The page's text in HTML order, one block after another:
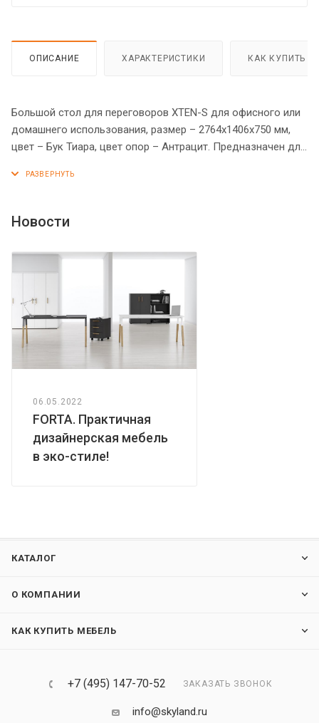
ОПИСАНИЕ ХАРАКТЕРИСТИКИ КАК КУПИТЬ
Большой стол для переговоров XTEN-S для офисного или
домашнего использования, размер – 2764х1406х750 мм,
цвет – Бук Тиара, цвет опор – Антрацит. Предназначен для
устойчивым и долговечным металлокаркасом типа BENCH,
прочная столешница 25 мм. Надежная защита торцов всех
Новости
06.05.2022
FORTA. Практичная
дизайнерская мебель
в эко-стиле!
КАТАЛОГ
О КОМПАНИИ
КАК КУПИТЬ МЕБЕЛЬ
+7 (495) 147-70-52 ЗАКАЗАТЬ ЗВОНОК
info@skyland.ru